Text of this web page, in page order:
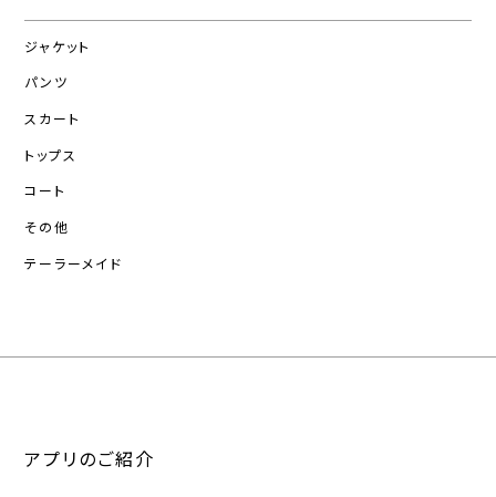
ジャケット
パンツ
スカート
トップス
コート
その他
テーラーメイド
アプリのご紹介